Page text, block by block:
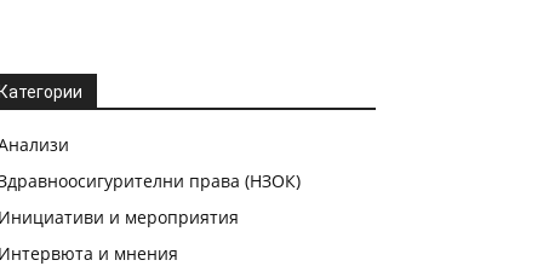
права (НЗОК)
и мероприятия
и мнения